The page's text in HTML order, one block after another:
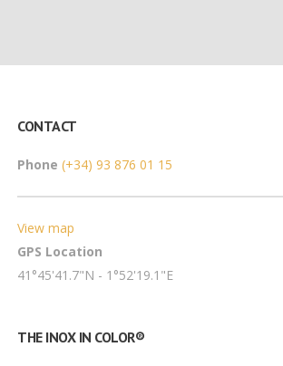
CONTACT
Phone (+34) 93 876 01 15
View map
GPS Location
41°45'41.7"N - 1°52'19.1"E
THE INOX IN COLOR®